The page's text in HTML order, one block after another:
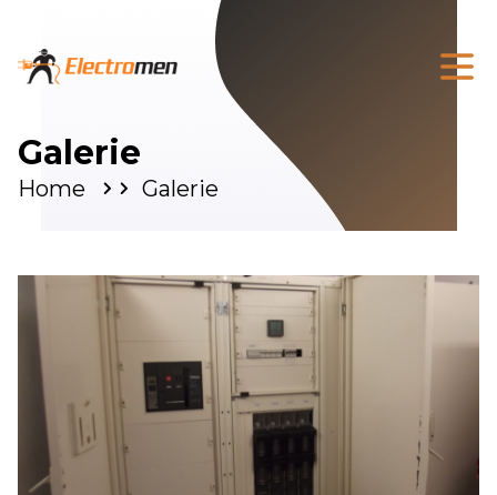
Galerie
Home Galerie